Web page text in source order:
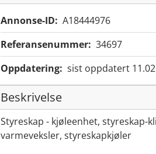
Annonse-ID: A18444976
Referansenummer: 34697
Oppdatering: sist oppdatert
Beskrivelse
Styreskap - kjøleenhet, styreskap-
varmeveksler, styreskapkjøler